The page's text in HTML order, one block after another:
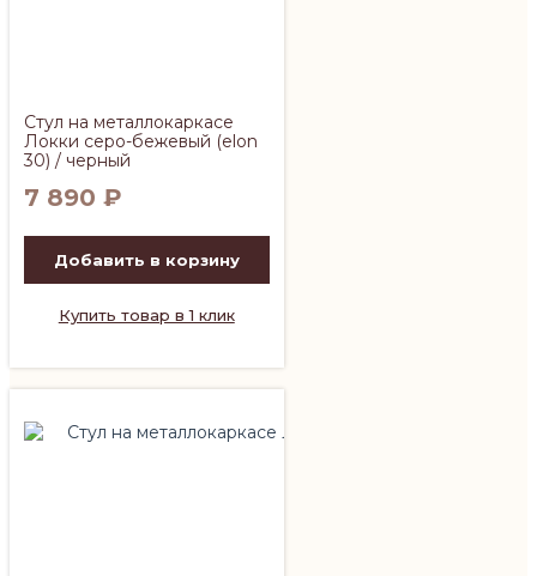
Стул на металлокаркасе
Локки серо-бежевый (elon
30) / черный
7 890 ₽
Добавить в корзину
Купить товар в 1 клик